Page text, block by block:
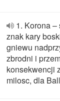
1. Korona
znak kary
gniewu
zbrodni i
konsekwencji
milosc, dla